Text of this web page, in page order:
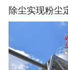
除尘实现粉尘